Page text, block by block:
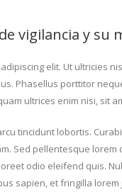
vigilancia y su
elit. Ut ultricies
Phasellus porttitor
ultrices enim nisi, sit
tincidunt lobortis.
Sed pellentesque
odio eleifend quis.
sapien, et fringilla